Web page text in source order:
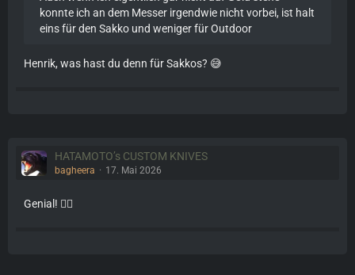
konnte ich an dem Messer irgendwie nicht vorbei, ist halt
eins für den Sakko und weniger für Outdoor
Henrik, was hast du denn für Sakkos? 😅
HATAMOTO’s CUSTOM KNIVES
bagheera 17. Mai 2026
Genial! 👌🏼